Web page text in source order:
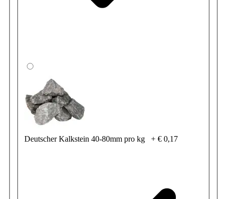
Deutscher Kalkstein 40-80mm pro kg + € 0,17